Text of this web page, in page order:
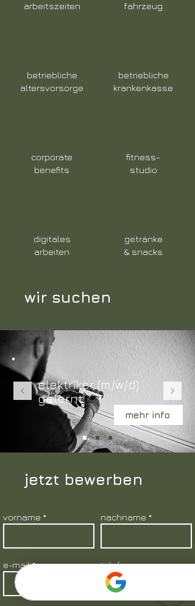
arbeitszeiten
betriebliche
altersvorsorge
corporate
benefits
digitales
arbeiten
fahrzeug
betriebliche
krankenkasse
fitness-
studio
getränke
& snacks
wir suchen
elektriker (m/w/d)
gelernt
mehr info
jetzt bewerben
vorname nachname
e-mail telefon